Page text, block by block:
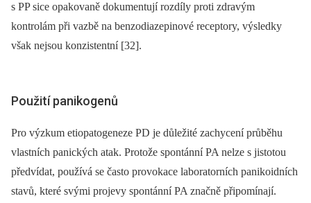
s PP sice opakovaně dokumentují rozdíly proti zdravým
kontrolám při vazbě na benzodiazepinové receptory, výsledky
však nejsou konzistentní [32].
Použití panikogenů
Pro výzkum etiopatogeneze PD je důležité zachycení průběhu
vlastních panických atak. Protože spontánní PA nelze s jistotou
předvídat, používá se často provokace laboratorních panikoidních
stavů, které svými projevy spontánní PA značně připomínají.